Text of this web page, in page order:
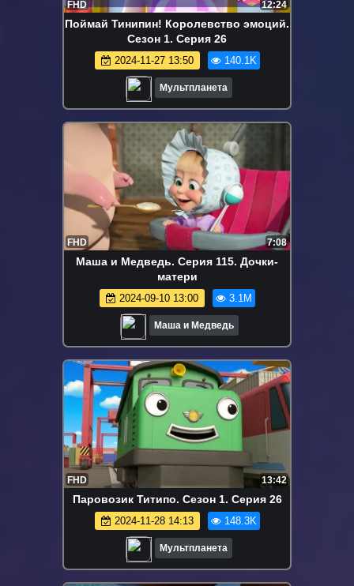
FHD 12:24
Поймай Тинипин! Королевство эмоций.
Сезон 1. Серия 26
2024-11-27 13:50 140.1K
Мультпланета
FHD 7:08
Маша и Медведь. Серия 115. Дочки-
матери
2024-09-10 13:00 3.1M
Маша и Медведь
FHD 13:42
Паровозик Титипо. Сезон 1. Серия 26
2024-11-28 14:13 148.3K
Мультпланета